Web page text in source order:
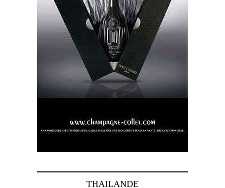
THAILANDE